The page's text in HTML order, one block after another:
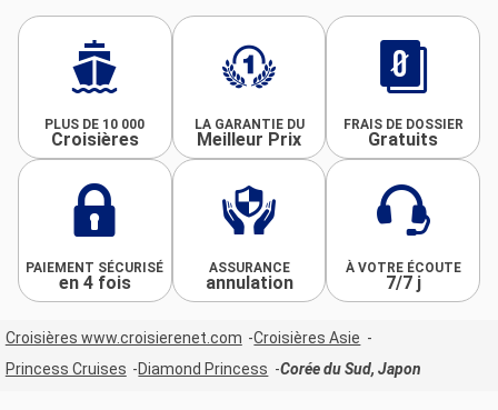
PLUS DE 10 000
Croisières
LA GARANTIE DU
Meilleur Prix
FRAIS DE DOSSIER
Gratuits
PAIEMENT SÉCURISÉ
en 4 fois
ASSURANCE
annulation
À VOTRE ÉCOUTE
7/7 j
Croisières www.croisierenet.com
Croisières Asie
Princess Cruises
Diamond Princess Corée du Sud, Japon